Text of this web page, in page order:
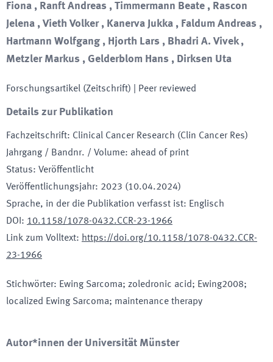
Fiona , Ranft Andreas , Timmermann Beate , Rascon
Jelena , Vieth Volker , Kanerva Jukka , Faldum Andreas ,
Hartmann Wolfgang , Hjorth Lars , Bhadri A. Vivek ,
Metzler Markus , Gelderblom Hans , Dirksen Uta
Forschungsartikel (Zeitschrift) | Peer reviewed
Details zur Publikation
Fachzeitschrift: Clinical Cancer Research (Clin Cancer Res)
Jahrgang / Bandnr. / Volume: ahead of print
Status: Veröffentlicht
Veröffentlichungsjahr: 2023 (10.04.2024)
Sprache, in der die Publikation verfasst ist: Englisch
DOI : 10.1158/1078-0432.CCR-23-1966
Link zum Volltext: https://doi.org/10.1158/1078-0432.CCR-
23-1966
Stichwörter: Ewing Sarcoma; zoledronic acid; Ewing2008;
localized Ewing Sarcoma; maintenance therapy
Autor*innen der Universität Münster